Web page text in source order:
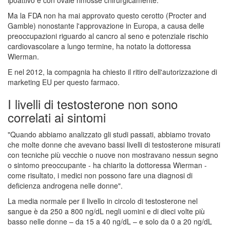
Ma la FDA non ha mai approvato questo cerotto (Procter and
Gamble) nonostante l'approvazione in Europa, a causa delle
preoccupazioni riguardo al cancro al seno e potenziale rischio
cardiovascolare a lungo termine, ha notato la dottoressa
Wierman.
E nel 2012, la compagnia ha chiesto il ritiro dell'autorizzazione di
marketing EU per questo farmaco.
I livelli di testosterone non sono
correlati ai sintomi
"Quando abbiamo analizzato gli studi passati, abbiamo trovato
che molte donne che avevano bassi livelli di testosterone misurati
con tecniche più vecchie o nuove non mostravano nessun segno
o sintomo preoccupante - ha chiarito la dottoressa Wierman -
come risultato, i medici non possono fare una diagnosi di
deficienza androgena nelle donne".
La media normale per il livello in circolo di testosterone nel
sangue è da 250 a 800 ng/dL negli uomini e di dieci volte più
basso nelle donne – da 15 a 40 ng/dL – e solo da 0 a 20 ng/dL